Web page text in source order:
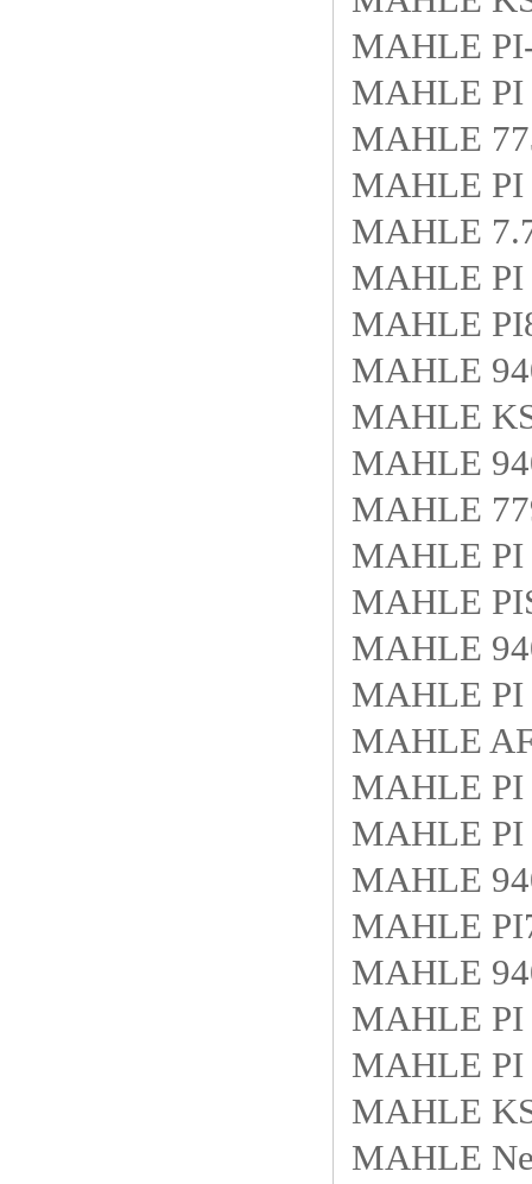
MAHLE
MAHLE PI
MAHLE
MAHLE PI
MAHLE
MAHLE PI
MAHLE
MAHLE
MAHLE
MAHLE
MAHLE
MAHLE PI
MAHLE
MAHLE
MAHLE PI
MAHLE
MAHLE PI
MAHLE PI
MAHLE
MAHLE
MAHLE
MAHLE PI
MAHLE PI
MAHLE
MAHLE